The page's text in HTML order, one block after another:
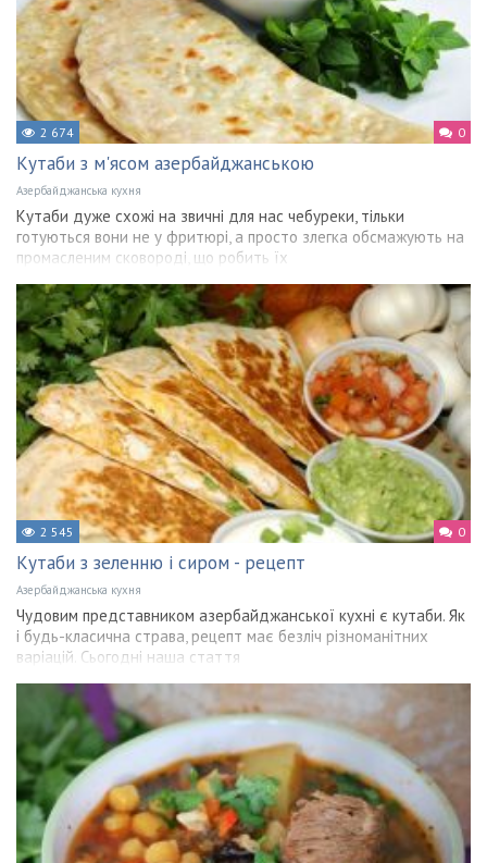
2 674 0
Кутаби з м'ясом азербайджанською
Азербайджанська кухня
Кутаби дуже схожі на звичні для нас чебуреки, тільки
готуються вони не у фритюрі, а просто злегка обсмажують на
промасленим сковороді, що робить їх
2 545 0
Кутаби з зеленню і сиром - рецепт
Азербайджанська кухня
Чудовим представником азербайджанської кухні є кутаби. Як
і будь-класична страва, рецепт має безліч різноманітних
варіацій. Сьогодні наша стаття